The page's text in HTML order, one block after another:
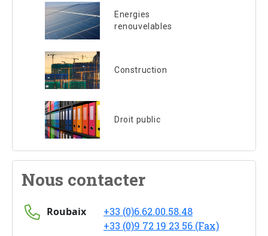
Energies
renouvelables
Construction
Droit public
Nous contacter
Roubaix
+33 (0)6.62.00.58.48
+33 (0)9 72 19 23 56 (Fax)